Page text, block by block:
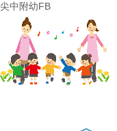
尖中附幼FB